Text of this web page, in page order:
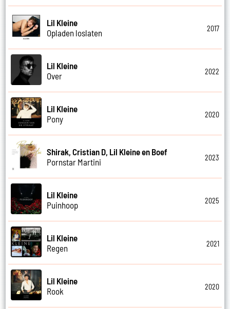
Lil Kleine
Opladen loslaten
2017
Lil Kleine
Over
2022
Lil Kleine
Pony
2020
Shirak, Cristian D, Lil Kleine en Boef
Pornstar Martini
2023
Lil Kleine
Puinhoop
2025
Lil Kleine
Regen
2021
Lil Kleine
Rook
2020